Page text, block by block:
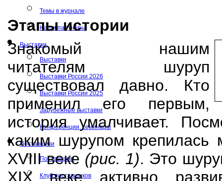
Темы в журнале
Наши партнёры
Выставки
Выставки
Выставки России 2026
Выставки России 2025
Зарубежные выставки
Конференции, семинары
Поставщики
Поставщики
Клуб поставщиков
Этапы истории
Знакомый нашим
читателям шуруп
существовал давно. Кто
применил его первым,
история умалчивает.
каким шурупом крепилась
XVIII веке (рис. 1). Это
XIX веке активно